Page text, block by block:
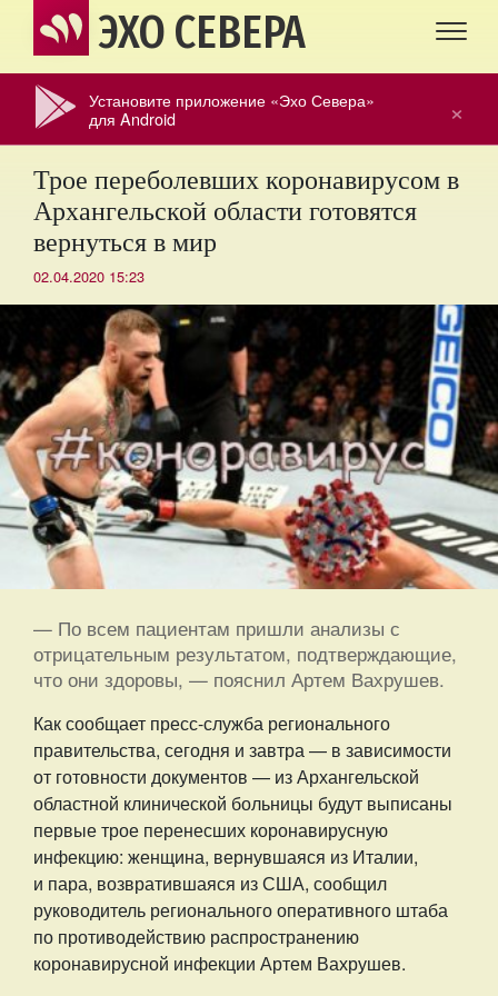
ЭХО СЕВЕРА
×
Установите приложение «Эхо Севера»
для Android
Трое переболевших коронавирусом в
Архангельской области готовятся
вернуться в мир
02.04.2020 15:23
— По всем пациентам пришли анализы с
отрицательным результатом, подтверждающие,
что они здоровы, — пояснил Артем Вахрушев.
Как сообщает пресс-служба регионального
правительства, сегодня и завтра — в зависимости
от готовности документов — из Архангельской
областной клинической больницы будут выписаны
первые трое перенесших коронавирусную
инфекцию: женщина, вернувшаяся из Италии,
и пара, возвратившаяся из США, сообщил
руководитель регионального оперативного штаба
по противодействию распространению
коронавирусной инфекции Артем Вахрушев.